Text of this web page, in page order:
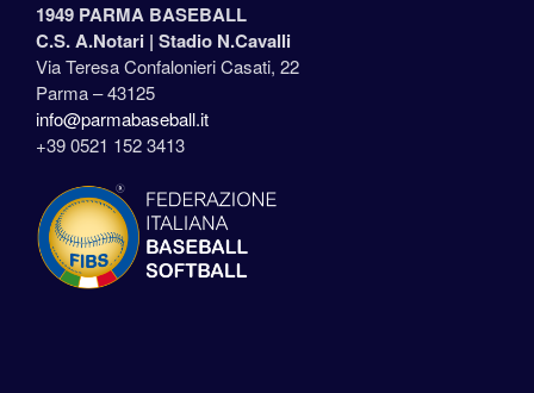
1949 PARMA BASEBALL
C.S. A.Notari | Stadio N.Cavalli
Via Teresa Confalonieri Casati, 22
Parma – 43125
info@parmabaseball.it
+39 0521 152 3413